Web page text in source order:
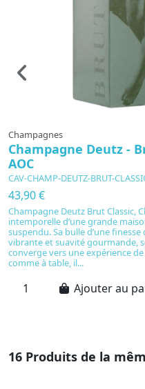
Champagnes
Champagne Deutz -
AOC
CAV-CHAMP-DEUTZ-BRUT-
43,90 €
Champagne Deutz Brut Classic,
intemporelle d’une grande
suspendu. Sa bulle d’une
vibrante et suavité gourmande,
converge vers une expérience
comme à table, il...
Ajouter au
16 Produits de la